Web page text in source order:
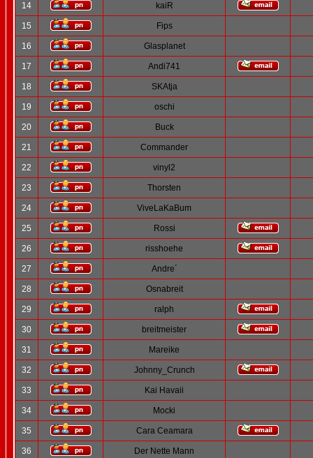
14 kaiR
15 Fips
16 Glasplanet
17 Andi741
18 SKAtja
19 oschi
20 Buck
21 Commander
22 vinyl2
23 Thorsten
24 ViveLaKaBum
25 Rossi
26 risshoehe
27 Andre´
28 Osnabreit
29 ralph
30 breitmeister
31 Mareike
32 Johnny_Crunch
33 Kai Havaii
34 Mocki
35 Cara Ceamara
36 Der Nette Mann